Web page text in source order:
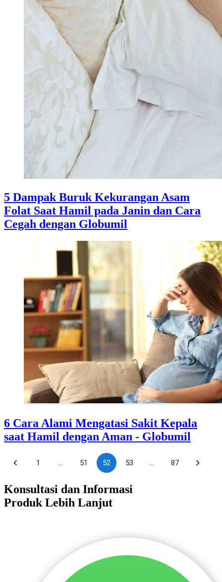
5 Dampak Buruk Kekurangan Asam
Folat Saat Hamil pada Janin dan Cara
Cegah dengan Globumil
6 Cara Alami Mengatasi Sakit Kepala
saat Hamil dengan Aman - Globumil
1 … 51 52 53 … 87
Konsultasi dan Informasi
Produk Lebih Lanjut